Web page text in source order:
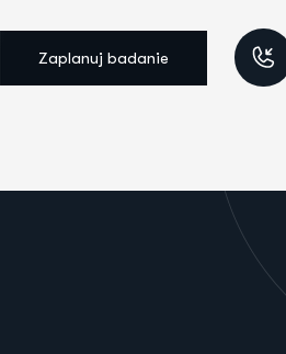
Zaplanuj badanie